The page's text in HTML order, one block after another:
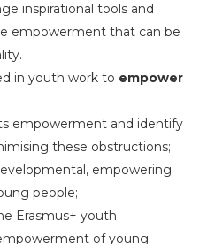
inspirational tools and
empowerment that can be
in youth work to empower
empowerment and identify
these obstructions;
empowering
people;
Erasmus+ youth
of young